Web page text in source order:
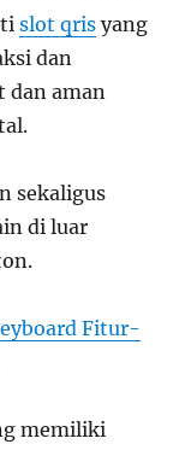
slot qris yang
dan
dan aman
sekaligus
di luar
Fitur-
memiliki